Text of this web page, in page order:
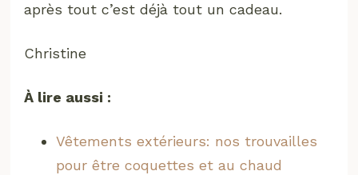
après tout c’est déjà tout un cadeau.
Christine
À lire aussi :
Vêtements extérieurs: nos trouvailles
pour être coquettes et au chaud